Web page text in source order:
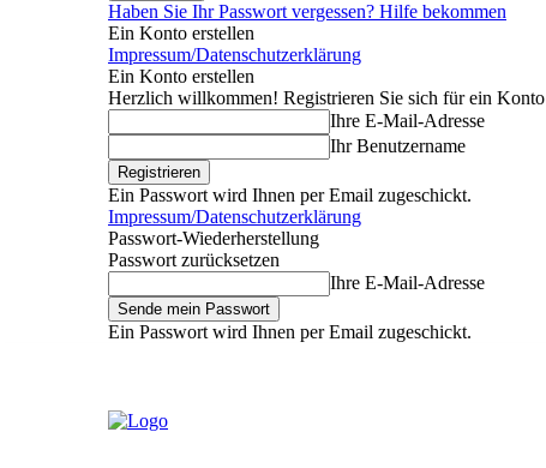
Haben Sie Ihr Passwort vergessen? Hilfe bekommen
Ein Konto erstellen
Impressum/Datenschutzerklärung
Ein Konto erstellen
Herzlich willkommen! Registrieren Sie sich für ein Konto
Ihre E-Mail-Adresse
Ihr Benutzername
Ein Passwort wird Ihnen per Email zugeschickt.
Impressum/Datenschutzerklärung
Passwort-Wiederherstellung
Passwort zurücksetzen
Ihre E-Mail-Adresse
Ein Passwort wird Ihnen per Email zugeschickt.